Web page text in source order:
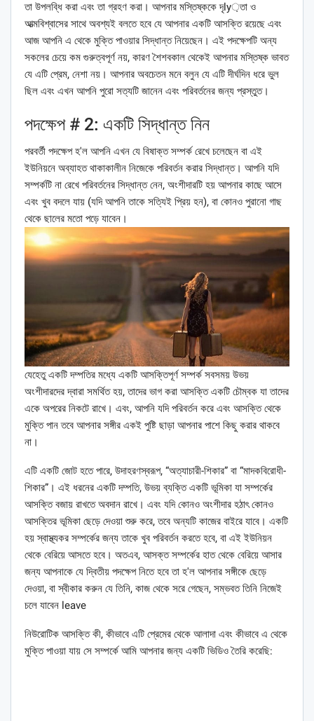
তা উপলব্ধি করা এবং তা গ্রহণ করা। আপনার মস্তিষ্ককে দৃly়তা ও
আত্মবিশ্বাসের সাথে অবশ্যই বলতে হবে যে আপনার একটি আসক্তি রয়েছে এবং
আজ আপনি এ থেকে মুক্তি পাওয়ার সিদ্ধান্ত নিয়েছেন। এই পদক্ষেপটি অন্য
সকলের চেয়ে কম গুরুত্বপূর্ণ নয়, কারণ শৈশবকাল থেকেই আপনার মস্তিষ্ক ভাবত
যে এটি প্রেম, নেশা নয়। আপনার অবচেতন মনে বলুন যে এটি দীর্ঘদিন ধরে ভুল
ছিল এবং এখন আপনি পুরো সত্যটি জানেন এবং পরিবর্তনের জন্য প্রস্তুত।
পদক্ষেপ # 2: একটি সিদ্ধান্ত নিন
পরবর্তী পদক্ষেপ হ'ল আপনি এখন যে বিষাক্ত সম্পর্ক রেখে চলেছেন বা এই
ইউনিয়নে অব্যাহত থাকাকালীন নিজেকে পরিবর্তন করার সিদ্ধান্ত। আপনি যদি
সম্পর্কটি না রেখে পরিবর্তনের সিদ্ধান্ত নেন, অংশীদারটি হয় আপনার কাছে আসে
এবং খুব বদলে যায় (যদি আপনি তাকে সত্যিই প্রিয় হন), বা কোনও পুরানো গাছ
থেকে ছালের মতো পড়ে যাবেন।
যেহেতু একটি দম্পতির মধ্যে একটি আসক্তিপূর্ণ সম্পর্ক সবসময় উভয়
অংশীদারদের দ্বারা সমর্থিত হয়, তাদের ভাগ করা আসক্তি একটি চৌম্বক যা তাদের
একে অপরের নিকটে রাখে। এবং, আপনি যদি পরিবর্তন করে এবং আসক্তি থেকে
মুক্তি পান তবে আপনার সঙ্গীর একই পুষ্টি ছাড়া আপনার পাশে কিছু করার থাকবে
না।
এটি একটি জোট হতে পারে, উদাহরণস্বরূপ, “অত্যাচারী-শিকার” বা “মাদকবিরোধী-
শিকার”। এই ধরনের একটি দম্পতি, উভয় ব্যক্তি একটি ভূমিকা যা সম্পর্কের
আসক্তি বজায় রাখতে অবদান রাখে। এবং যদি কোনও অংশীদার হঠাৎ কোনও
আসক্তির ভূমিকা ছেড়ে দেওয়া শুরু করে, তবে অন্যটি কাজের বাইরে যাবে। একটি
হয় স্বাস্থ্যকর সম্পর্কের জন্য তাকে খুব পরিবর্তন করতে হবে, বা এই ইউনিয়ন
থেকে বেরিয়ে আসতে হবে। অতএব, আসক্ত সম্পর্কের হাত থেকে বেরিয়ে আসার
জন্য আপনাকে যে দ্বিতীয় পদক্ষেপ নিতে হবে তা হ'ল আপনার সঙ্গীকে ছেড়ে
দেওয়া, বা স্বীকার করুন যে তিনি, কাজ থেকে সরে গেছেন, সম্ভবত তিনি নিজেই
চলে যাবেন leave
নিউরোটিক আসক্তি কী, কীভাবে এটি প্রেমের থেকে আলাদা এবং কীভাবে এ থেকে
মুক্তি পাওয়া যায় সে সম্পর্কে আমি আপনার জন্য একটি ভিডিও তৈরি করেছি: